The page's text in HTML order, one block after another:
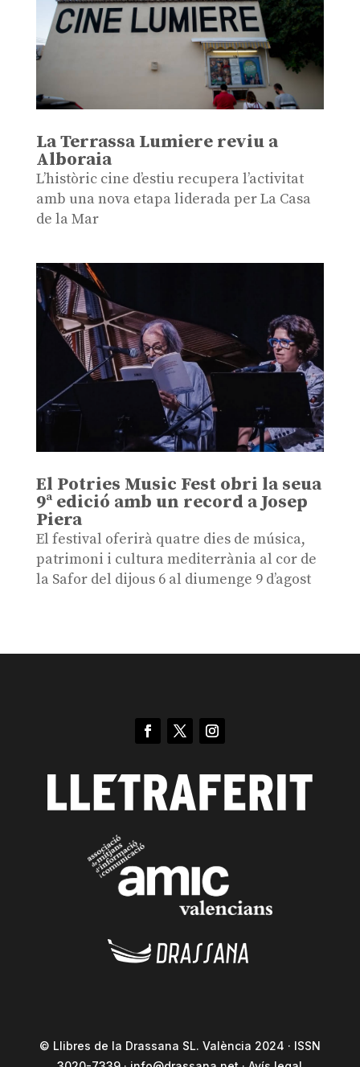
La Terrassa Lumiere reviu a
Alboraia
L’històric cine d’estiu recupera l’activitat
amb una nova etapa liderada per La Casa
de la Mar
El Potries Music Fest obri la seua
9ª edició amb un record a Josep
Piera
El festival oferirà quatre dies de música,
patrimoni i cultura mediterrània al cor de
la Safor del dijous 6 al diumenge 9 d’agost
© Llibres de la Drassana SL. València 2024 · ISSN